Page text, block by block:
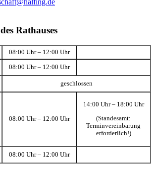
Rathauses
08:00 Uhr – 12:00 Uhr
08:00 Uhr – 12:00 Uhr
geschlossen
08:00 Uhr – 12:00 Uhr
14:00 Uhr – 18:00 Uhr
(Standesamt:
Terminvereinbarung
erforderlich!)
08:00 Uhr – 12:00 Uhr